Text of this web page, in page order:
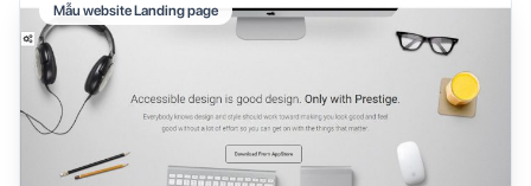
Mẫu website Landing page